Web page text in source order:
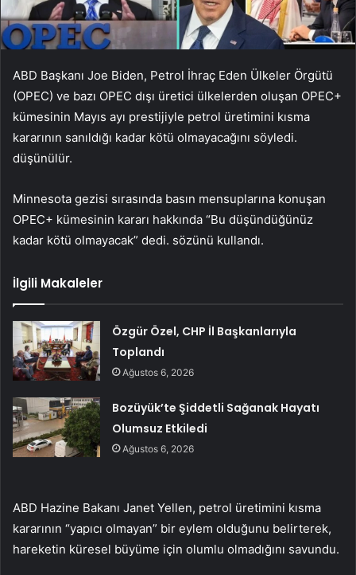
ABD Başkanı Joe Biden, Petrol İhraç Eden Ülkeler Örgütü
(OPEC) ve bazı OPEC dışı üretici ülkelerden oluşan OPEC+
kümesinin Mayıs ayı prestijiyle petrol üretimini kısma
kararının sanıldığı kadar kötü olmayacağını söyledi.
düşünülür.
Minnesota gezisi sırasında basın mensuplarına konuşan
OPEC+ kümesinin kararı hakkında “Bu düşündüğünüz
kadar kötü olmayacak” dedi. sözünü kullandı.
İlgili Makaleler
Özgür Özel, CHP İl Başkanlarıyla
Toplandı
Ağustos 6, 2026
Bozüyük’te Şiddetli Sağanak Hayatı
Olumsuz Etkiledi
Ağustos 6, 2026
ABD Hazine Bakanı Janet Yellen, petrol üretimini kısma
kararının “yapıcı olmayan” bir eylem olduğunu belirterek,
hareketin küresel büyüme için olumlu olmadığını savundu.